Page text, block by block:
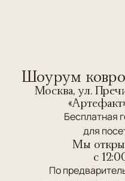
Шоурум
Москва, ул.
Бесплатная
для
Мы
c
По